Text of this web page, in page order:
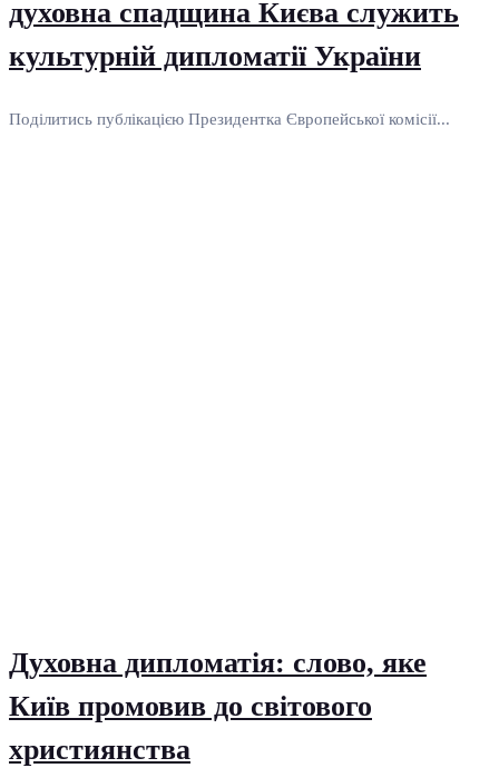
духовна спадщина Києва служить
культурній дипломатії України
Поділитись публікацією Президентка Європейської комісії...
Духовна дипломатія: слово, яке
Київ промовив до світового
християнства